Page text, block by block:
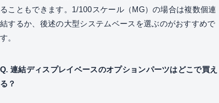
ることもできます。1/100スケール（MG）の場合は複数個連
結するか、後述の大型システムベースを選ぶのがおすすめで
す。
Q. 連結ディスプレイベースのオプションパーツはどこで買え
る？